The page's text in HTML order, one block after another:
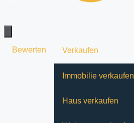
Bewerten Verkaufen
Immobilie verkaufen
Haus verkaufen